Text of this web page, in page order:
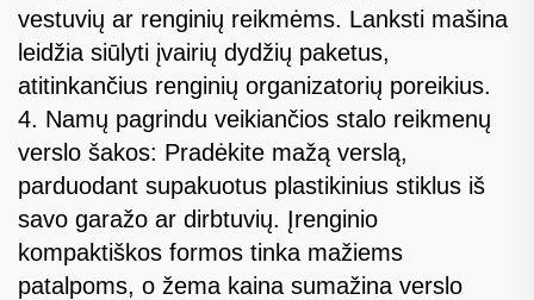
vestuvių ar renginių reikmėms. Lanksti mašina
leidžia siūlyti įvairių dydžių paketus,
atitinkančius renginių organizatorių poreikius.
4. Namų pagrindu veikiančios stalo reikmenų
verslo šakos: Pradėkite mažą verslą,
parduodant supakuotus plastikinius stiklus iš
savo garažo ar dirbtuvių. Įrenginio
kompaktiškos formos tinka mažiems
patalpoms, o žema kaina sumažina verslo